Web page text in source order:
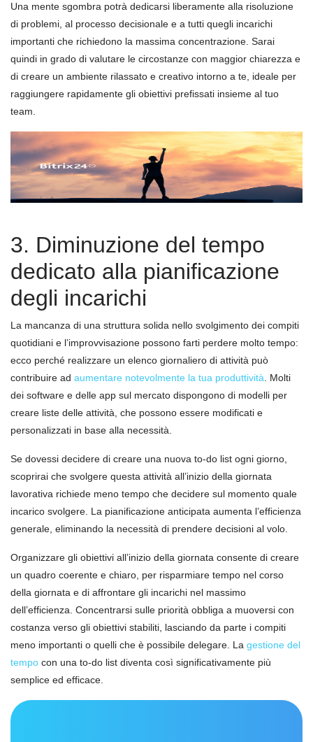
Una mente sgombra potrà dedicarsi liberamente alla risoluzione
di problemi, al processo decisionale e a tutti quegli incarichi
importanti che richiedono la massima concentrazione. Sarai
quindi in grado di valutare le circostanze con maggior chiarezza e
di creare un ambiente rilassato e creativo intorno a te, ideale per
raggiungere rapidamente gli obiettivi prefissati insieme al tuo
team.
3. Diminuzione del tempo
dedicato alla pianificazione
degli incarichi
La mancanza di una struttura solida nello svolgimento dei compiti
quotidiani e l’improvvisazione possono farti perdere molto tempo:
ecco perché realizzare un elenco giornaliero di attività può
contribuire ad aumentare notevolmente la tua produttività . Molti
dei software e delle app sul mercato dispongono di modelli per
creare liste delle attività, che possono essere modificati e
personalizzati in base alla necessità.
Se dovessi decidere di creare una nuova to-do list ogni giorno,
scoprirai che svolgere questa attività all’inizio della giornata
lavorativa richiede meno tempo che decidere sul momento quale
incarico svolgere. La pianificazione anticipata aumenta l’efficienza
generale, eliminando la necessità di prendere decisioni al volo.
Organizzare gli obiettivi all’inizio della giornata consente di creare
un quadro coerente e chiaro, per risparmiare tempo nel corso
della giornata e di affrontare gli incarichi nel massimo
dell’efficienza. Concentrarsi sulle priorità obbliga a muoversi con
costanza verso gli obiettivi stabiliti, lasciando da parte i compiti
meno importanti o quelli che è possibile delegare. La gestione del
tempo con una to-do list diventa così significativamente più
semplice ed efficace.